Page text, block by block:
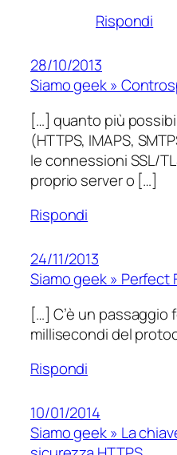
Rispondi
28/10/2013
Siamo geek »
[…] quanto più
(HTTPS, IMAPS,
le connessioni SSL/
proprio server o […]
Rispondi
24/11/2013
Siamo geek » Perfect
[…] C’è un passaggio
millisecondi del
Rispondi
10/01/2014
Siamo geek » La